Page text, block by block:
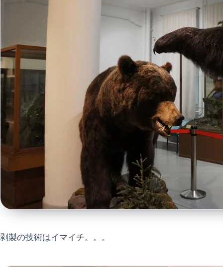
剥製の技術はイマイチ。。。